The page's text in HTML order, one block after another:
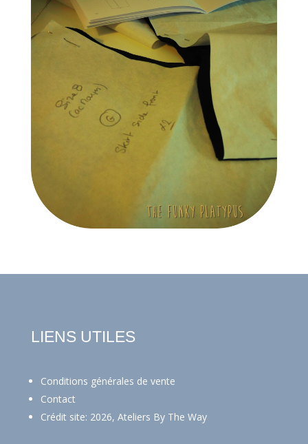
LIENS UTILES
Conditions générales de vente
Contact
Crédit site: 2026, Ateliers By The Way